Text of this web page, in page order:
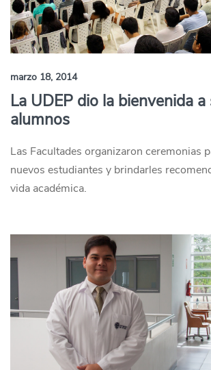
marzo 18, 2014
La UDEP dio la bienvenida
alumnos
Las Facultades organizaron ceremonias
nuevos estudiantes y brindarles
vida académica.